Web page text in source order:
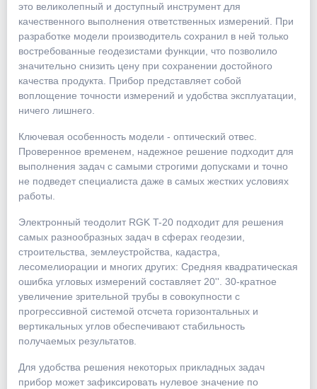
это великолепный и доступный инструмент для
качественного выполнения ответственных измерений. При
разработке модели производитель сохранил в ней только
востребованные геодезистами функции, что позволило
значительно снизить цену при сохранении достойного
качества продукта. Прибор представляет собой
воплощение точности измерений и удобства эксплуатации,
ничего лишнего.
Ключевая особенность модели - оптический отвес.
Проверенное временем, надежное решение подходит для
выполнения задач с самыми строгими допусками и точно
не подведет специалиста даже в самых жестких условиях
работы.
Электронный теодолит RGK T-20 подходит для решения
самых разнообразных задач в сферах геодезии,
строительства, землеустройства, кадастра,
лесомелиорации и многих других: Средняя квадратическая
ошибка угловых измерений составляет 20''. 30-кратное
увеличение зрительной трубы в совокупности с
прогрессивной системой отсчета горизонтальных и
вертикальных углов обеспечивают стабильность
получаемых результатов.
Для удобства решения некоторых прикладных задач
прибор может зафиксировать нулевое значение по